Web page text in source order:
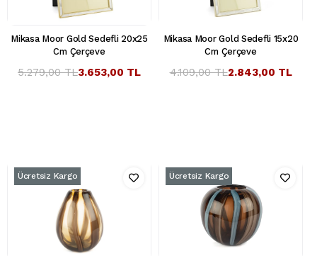
Mikasa Moor Gold Sedefli 20x25
Cm Çerçeve
3.653,00 TL
5.279,00 TL
Mikasa Moor Gold Sedefli 15x20
Cm Çerçeve
2.843,00 TL
4.109,00 TL
Ücretsiz Kargo Ücretsiz Kargo